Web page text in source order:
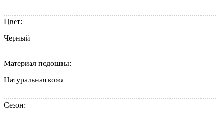
Цвет:
Черный
Материал подошвы:
Натуральная кожа
Сезон: